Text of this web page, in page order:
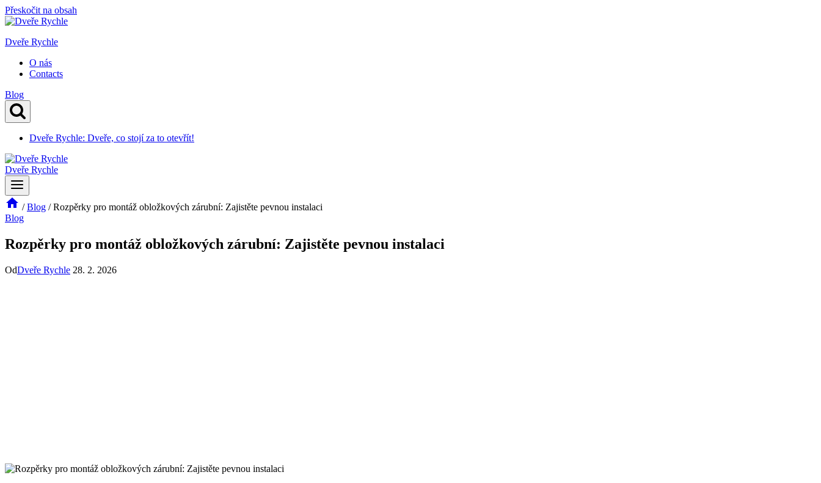
Přeskočit na obsah
Dveře Rychle
O nás
Contacts
Blog
Dveře Rychle: Dveře, co stojí za to otevřít!
Dveře Rychle
/ Blog / Rozpěrky pro montáž obložkových zárubní: Zajistěte pevnou instalaci
Blog
Rozpěrky pro montáž obložkových zárubní: Zajistěte pevnou instalaci
OdDveře Rychle 28. 2. 2026